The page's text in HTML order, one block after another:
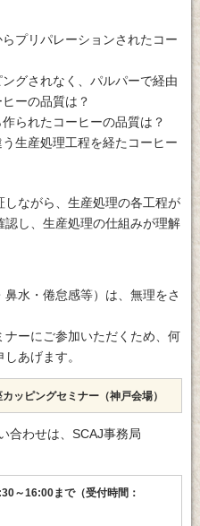
プリパレーションされたコー
グされなく、パルパーで経由
ーの品質は？
られたコーヒーの品質は？
生産処理工程を経たコーヒー
ながら、生産処理の各工程が
し、生産処理の仕組みが理解
水・倦怠感等）は、無理をさ
ーにご参加いただくため、何
あげます。
ッピングセミナー（神戸会場）
合わせは、SCAJ事務局
～16:00まで（受付時間：